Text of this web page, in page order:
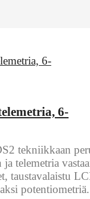
6-
tekniikkaan
telemetria
taustavalaistu